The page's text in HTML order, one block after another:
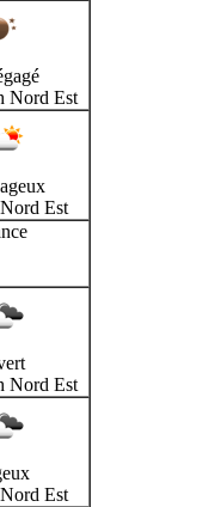
Nord Est
Est
Nord Est
Est